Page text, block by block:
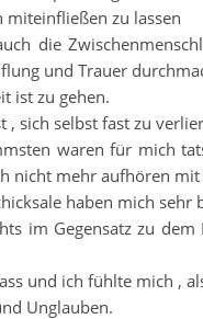
miteinfließen zu lassen
die
und Trauer
ist zu gehen.
, sich selbst fast zu
waren für mich
nicht mehr aufhören
haben mich
im Gegensatz zu
und ich fühlte mich ,
Unglauben.